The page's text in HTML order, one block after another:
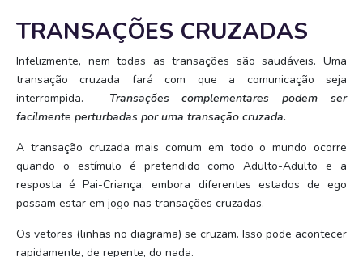
TRANSAÇÕES CRUZADAS
Infelizmente, nem todas as transações são saudáveis. Uma
transação cruzada fará com que a comunicação seja
interrompida. Transações complementares podem ser
facilmente perturbadas por uma transação cruzada.
A transação cruzada mais comum em todo o mundo ocorre
quando o estímulo é pretendido como Adulto-Adulto e a
resposta é Pai-Criança, embora diferentes estados de ego
possam estar em jogo nas transações cruzadas.
Os vetores (linhas no diagrama) se cruzam. Isso pode acontecer
rapidamente, de repente, do nada.